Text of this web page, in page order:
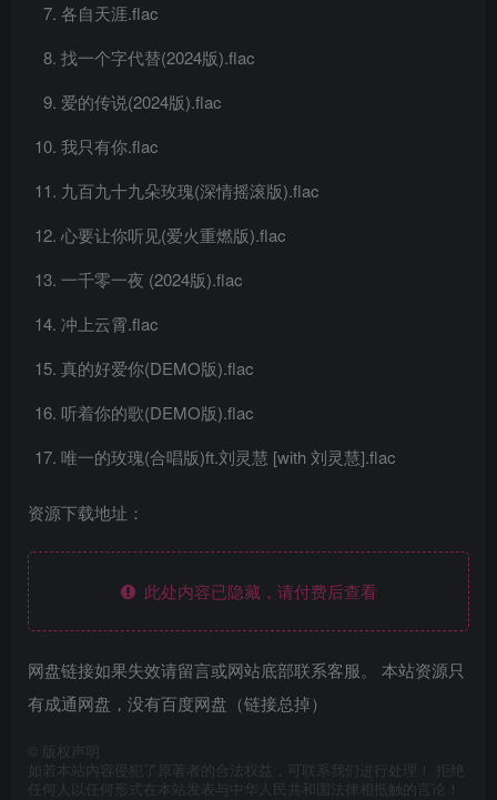
各自天涯.flac
找一个字代替(2024版).flac
爱的传说(2024版).flac
我只有你.flac
九百九十九朵玫瑰(深情摇滚版).flac
心要让你听见(爱火重燃版).flac
一千零一夜 (2024版).flac
冲上云霄.flac
真的好爱你(DEMO版).flac
听着你的歌(DEMO版).flac
唯一的玫瑰(合唱版)ft.刘灵慧 [with 刘灵慧].flac
资源下载地址：
此处内容已隐藏，请付费后查看
网盘链接如果失效请留言或网站底部联系客服。 本站资源只
有成通网盘，没有百度网盘（链接总掉）
版权声明
如若本站内容侵犯了原著者的合法权益，可联系我们进行处理！ 拒绝
任何人以任何形式在本站发表与中华人民共和国法律相抵触的言论！